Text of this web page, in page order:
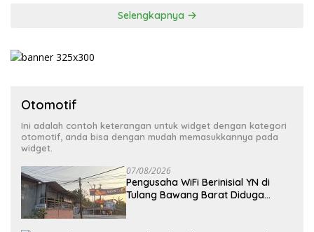
Selengkapnya
Otomotif
Ini adalah contoh keterangan untuk widget dengan kategori
otomotif, anda bisa dengan mudah memasukkannya pada
widget.
07/08/2026
Pengusaha WiFi Berinisial YN di
Tulang Bawang Barat Diduga